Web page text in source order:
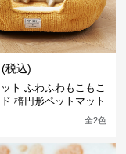
(税込)
ト ふわふわもこもこ
楕円形ペットマット
全2色